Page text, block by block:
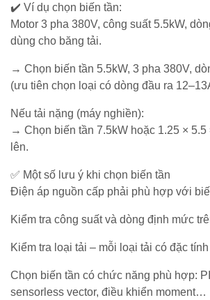
✔️ Ví dụ chọn biến tần:
Motor 3 pha 380V, công suất 5.5kW,
dùng cho băng tải.
→ Chọn biến tần 5.5kW, 3 pha 380V,
(ưu tiên chọn loại có dòng đầu ra
Nếu tải nặng (máy nghiền):
→ Chọn biến tần 7.5kW hoặc 1.25 ×
lên.
✅ Một số lưu ý khi chọn biến tần
Điện áp nguồn cấp phải phù hợp với
Kiểm tra công suất và dòng định mức
Kiểm tra loại tải – mỗi loại tải có đặc
Chọn biến tần có chức năng phù hợp:
sensorless vector, điều khiển moment…